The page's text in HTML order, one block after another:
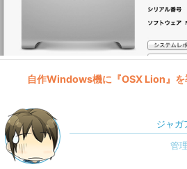
自作Windows機に『OSX Lion』を
ジャガ